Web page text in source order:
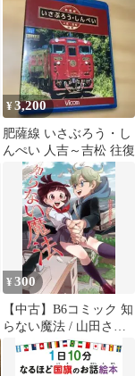
長谷川義史絵本セット
¥3,200
肥薩線 いさぶろう・し
んぺい 人吉～吉松 往復
¥300
【中古】B6コミック 知
らない魔法 / 山田さぶ
ろう